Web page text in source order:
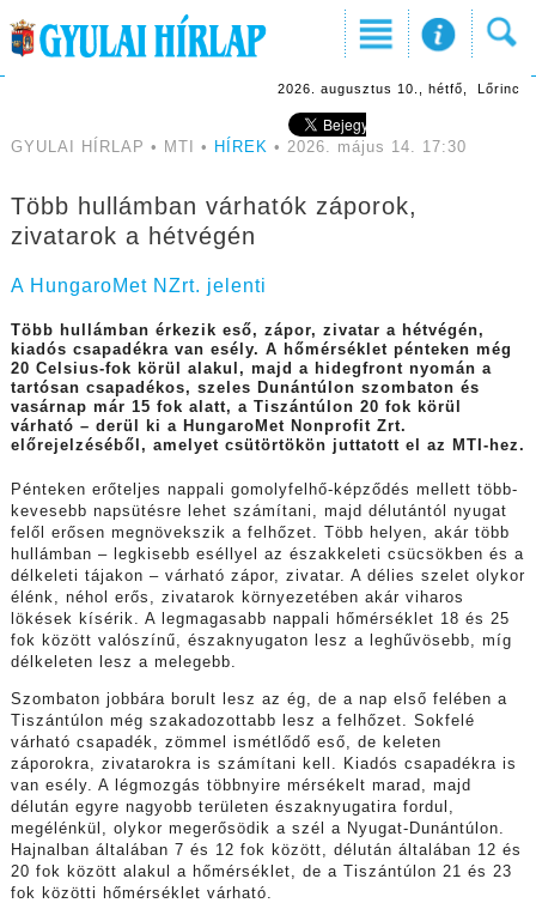
2026. augusztus 10., hétfő, Lőrinc
GYULAI HÍRLAP • MTI • HÍREK • 2026. május 14. 17:30
Több hullámban várhatók záporok,
zivatarok a hétvégén
A HungaroMet NZrt. jelenti
Több hullámban érkezik eső, zápor, zivatar a hétvégén,
kiadós csapadékra van esély. A hőmérséklet pénteken még
20 Celsius-fok körül alakul, majd a hidegfront nyomán a
tartósan csapadékos, szeles Dunántúlon szombaton és
vasárnap már 15 fok alatt, a Tiszántúlon 20 fok körül
várható – derül ki a HungaroMet Nonprofit Zrt.
előrejelzéséből, amelyet csütörtökön juttatott el az MTI-hez.
Pénteken erőteljes nappali gomolyfelhő-képződés mellett több-
kevesebb napsütésre lehet számítani, majd délutántól nyugat
felől erősen megnövekszik a felhőzet. Több helyen, akár több
hullámban – legkisebb eséllyel az északkeleti csücsökben és a
délkeleti tájakon – várható zápor, zivatar. A délies szelet olykor
élénk, néhol erős, zivatarok környezetében akár viharos
lökések kísérik. A legmagasabb nappali hőmérséklet 18 és 25
fok között valószínű, északnyugaton lesz a leghűvösebb, míg
délkeleten lesz a melegebb.
Szombaton jobbára borult lesz az ég, de a nap első felében a
Tiszántúlon még szakadozottabb lesz a felhőzet. Sokfelé
várható csapadék, zömmel ismétlődő eső, de keleten
záporokra, zivatarokra is számítani kell. Kiadós csapadékra is
van esély. A légmozgás többnyire mérsékelt marad, majd
délután egyre nagyobb területen északnyugatira fordul,
megélénkül, olykor megerősödik a szél a Nyugat-Dunántúlon.
Hajnalban általában 7 és 12 fok között, délután általában 12 és
20 fok között alakul a hőmérséklet, de a Tiszántúlon 21 és 23
fok közötti hőmérséklet várható.